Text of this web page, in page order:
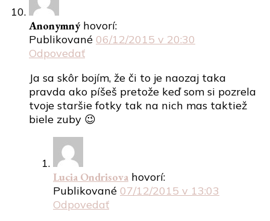
Anonymný hovorí:
Publikované 06/12/2015 v 20:30
Odpovedať
Ja sa skôr bojím, že či to je naozaj taka
pravda ako píšeš pretože keď som si pozrela
tvoje staršie fotky tak na nich mas taktiež
biele zuby 😉
Lucia Ondrisova hovorí:
Publikované 07/12/2015 v 13:03
Odpovedať